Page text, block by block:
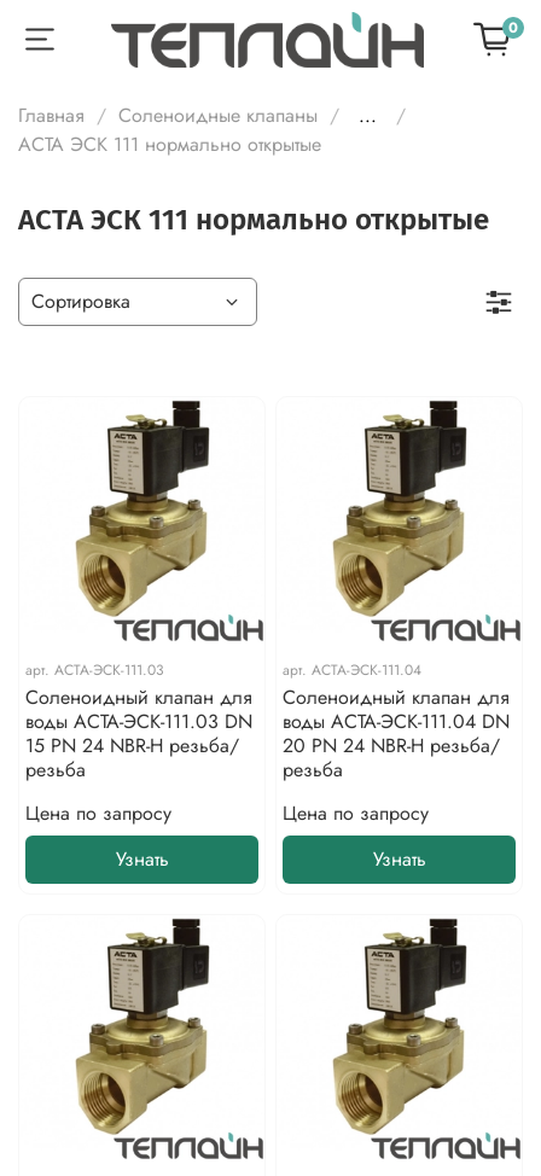
0
Главная Соленоидные клапаны
...
АСТА ЭСК 111 нормально открытые
АСТА ЭСК 111 нормально открытые
арт. АСТА-ЭСК-111.03
Соленоидный клапан для
воды АСТА-ЭСК-111.03 DN
15 PN 24 NBR-H резьба/
резьба
Цена по запросу
Узнать
арт. АСТА-ЭСК-111.04
Соленоидный клапан для
воды АСТА-ЭСК-111.04 DN
20 PN 24 NBR-H резьба/
резьба
Цена по запросу
Узнать